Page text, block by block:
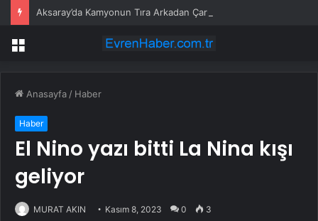
Menü
Anasayfa / Haber
Haber
El Nino yazı bitti La Nina kışı
geliyor
MURAT AKIN Kasım 8, 2023 0 3